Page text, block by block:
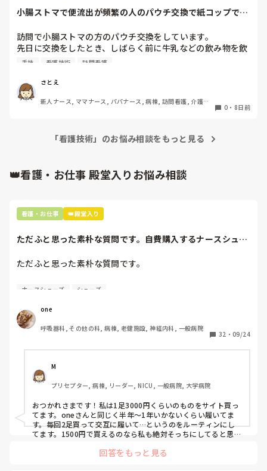
診医に報告する必要があるのでしょうか？
に「バルーンの固定水は5ccが望ましい」といったエビデン
スができたのでしょうか？その辺りも含めて教えていただけ
ればと思います。よろしくお願いいたします🙇‍♀️
小腸ストマで便流出が頻繁の人のパウチ交換で紙コップで受
訪問で小腸ストマの方のパウチ交換をしています。
先日に交換をしたとき、しばらく前に牛乳などの飲み物を飲
んだとのことで、そのせいか10秒に1回ほど水様便が流出や
利用者に協力してもらいガーゼで押さえてもらっていても、
量が多くすぐに滲みてきてしまいました。
そのためにパウチの下部が便で汚れて清潔にし、乾燥させる
流出する便を何かで受け止められれば、ストマ下部が汚れな
ストマは極端な清潔操作を求められる部位ではないので、一
般的な紙コップをストマにくっつけて便を受けても問題ない
紙コップが浮かばず、上長にペットボトルを使うことを提案
ていない意見だ」と切って捨てられました笑。ペットボトル
手技 看護技術 訪問看護
さとえ
新人ナース, ママナース, パパナース, 病棟, 訪問看護, 介護施
0 ・ 8日前
「看護技術」のお悩み相談をもっと見る
👑看護・お仕事 殿堂入りお悩み相談
看護・お仕事 👑殿堂入り
ただふと思った素朴な質問です。自費購入するナースシュー
ただふと思った素朴な質問です。
自費購入するナースシューズ(職場で使用してる靴)っていく
わたしの職場の指定は「白のスニーカー」。
すぐに汚くなるので1,500円は絶対に超えたくない思いがあ
半年〜1年未満で交換しています。
職場の人が「ナースシューズに3000円以上は出せない」っ
て言ってて、わたしの倍額は出せるのか！とびっくりしたの
で、世の皆さんはどうなのかなと…🤔
ナースシューズ シューズ
one
呼吸器科, その他の科, 病棟, 老健施設, 神経内科, 一般病院
32 ・ 09/24
M
プリセプター, 病棟, リーダー, NICU, 一般病院, 大学病院
おつかれさまです！私は1足3000円くらいのものをサイト買っ
てます。oneさんと同じく半年〜1年いかないくらい履いてま
す。毎回2足買って交互に履いて…というのをルーティンにし
てます。1500円で買えるのなら私も絶対そっちにしてると思う
回答をもっと見る